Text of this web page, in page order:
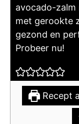
avocado-zalm
met gerookte
gezond en
Probeer nu!
Recept